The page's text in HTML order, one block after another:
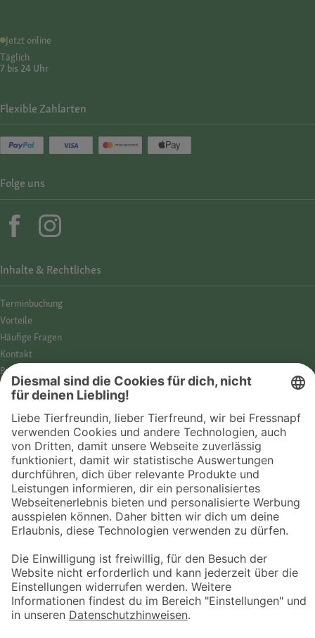
Jetzt online
Täglich
7 bis 24 Uhr
© 2026 Fressnapf Tiernahrungs GmbH
Westpreußenstraße 32-38
47809 Krefeld
Inhalte & Rechtliches
Termin­buchung
Vorteile
Häufige Fragen
Kontakt
Barrierefreiheit
Impressum
Datenschutz­hinweise
Cookies
AGB
Entdecke Fressnapf
Tierversicherung
GPS-Tracker
Fressnapf Salon
Online-Shop
Flexible Zahlarten
Folge uns